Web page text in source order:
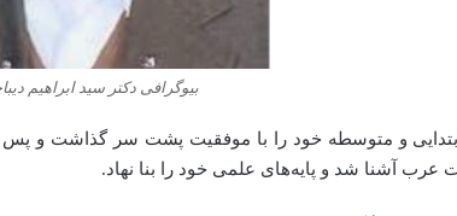
بیوگرافی دکتر سید ابراهیم
و متوسطه خود را با موفقیت پشت سر گذاشت و پس
عرب آشنا شد و پایه‌های علمی خود را بنا نهاد.